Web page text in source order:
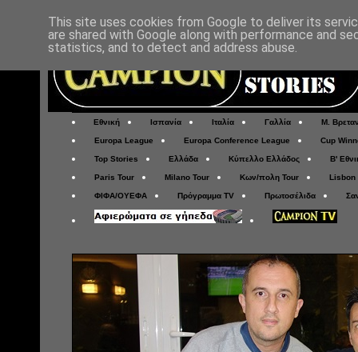
Εθνική Ισπανία Ιταλία Γαλλία Μ.
Europa League Europa Conference League Cup
Top Stories Ελλάδα Κύπελλο Ελλάδος Β'
Paris Tour Milano Tour Κων/πολη Tour Lisbon
ΦΙΦΑ/ΟΥΕΦΑ Πρόγραμμα TV Πρωτοσέλιδα
This site uses cookies from Google to deliver its
are shared with Google along with performance and
statistics, and to detect and address abuse.